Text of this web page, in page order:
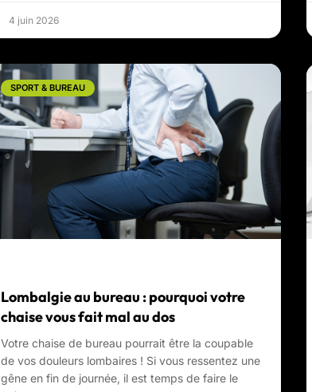
4 juin 2026
SPORT & BUREAU
Lombalgie au bureau : pourquoi votre
chaise vous fait mal au dos
Votre chaise de bureau pourrait être la coupable
de vos douleurs lombaires ! Si vous ressentez une
gêne en fin de journée, il est temps de faire le